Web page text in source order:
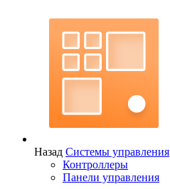
Назад Системы управления
Контроллеры
Панели управления